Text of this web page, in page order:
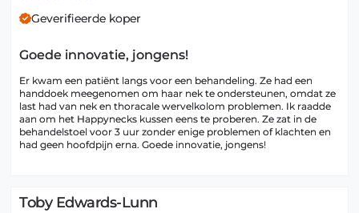
Geverifieerde koper
Goede innovatie, jongens!
Er kwam een patiënt langs voor een behandeling. Ze had een
handdoek meegenomen om haar nek te ondersteunen, omdat ze
last had van nek en thoracale wervelkolom problemen. Ik raadde
aan om het Happynecks kussen eens te proberen. Ze zat in de
behandelstoel voor 3 uur zonder enige problemen of klachten en
had geen hoofdpijn erna. Goede innovatie, jongens!
Toby Edwards-Lunn